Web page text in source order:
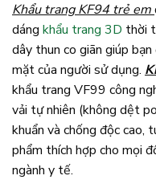
Khẩu trang KF94 trẻ em
dáng khẩu trang 3D thời
dây thun co giãn giúp
mặt của người sử dụng.
khẩu trang VF99 công
vải tự nhiên (không dệt
khuẩn và chống độc cao,
phẩm thích hợp cho mọi
ngành y tế.